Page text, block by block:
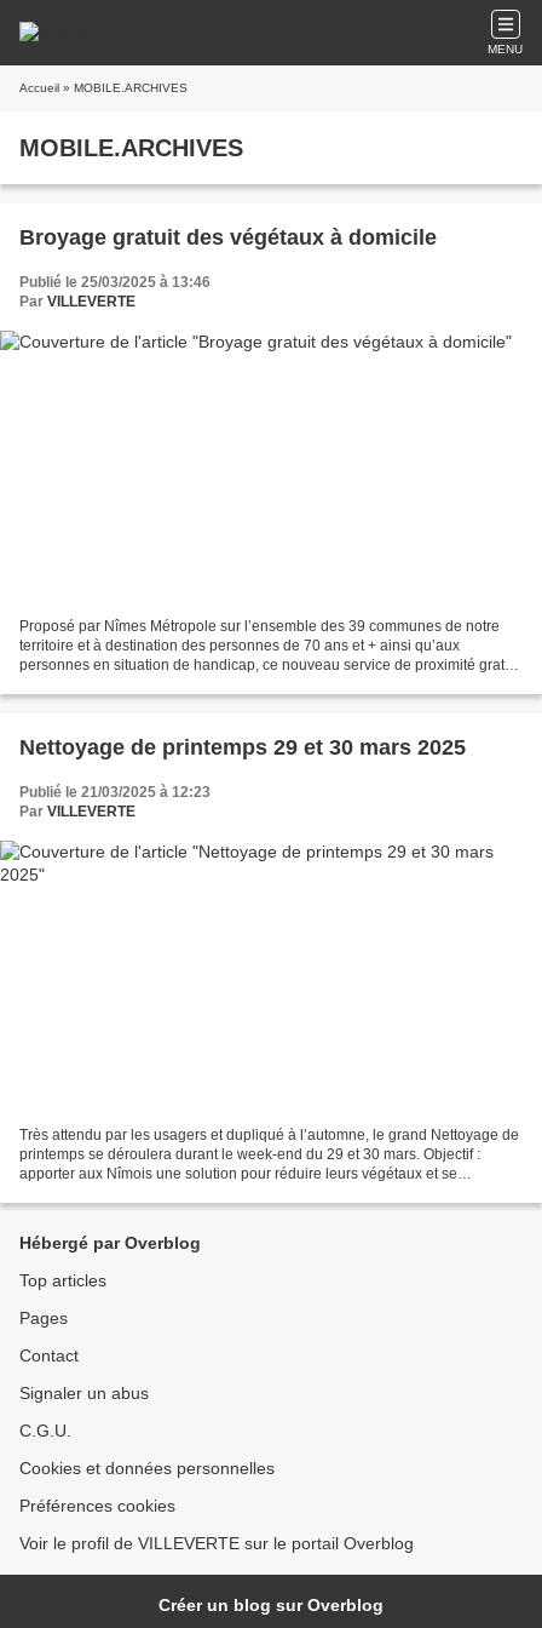
MENU
Accueil » MOBILE.ARCHIVES
MOBILE.ARCHIVES
Broyage gratuit des végétaux à domicile
Publié le 25/03/2025 à 13:46
Par VILLEVERTE
Proposé par Nîmes Métropole sur l’ensemble des 39 communes de notre
territoire et à destination des personnes de 70 ans et + ainsi qu’aux
personnes en situation de handicap, ce nouveau service de proximité gratuit
Nettoyage de printemps 29 et 30 mars 2025
Publié le 21/03/2025 à 12:23
Par VILLEVERTE
Très attendu par les usagers et dupliqué à l’automne, le grand Nettoyage de
printemps se déroulera durant le week-end du 29 et 30 mars. Objectif :
apporter aux Nîmois une solution pour réduire leurs végétaux et se
Hébergé par Overblog
Top articles
Pages
Contact
Signaler un abus
C.G.U.
Cookies et données personnelles
Préférences cookies
Voir le profil de VILLEVERTE sur le portail Overblog
Créer un blog sur Overblog